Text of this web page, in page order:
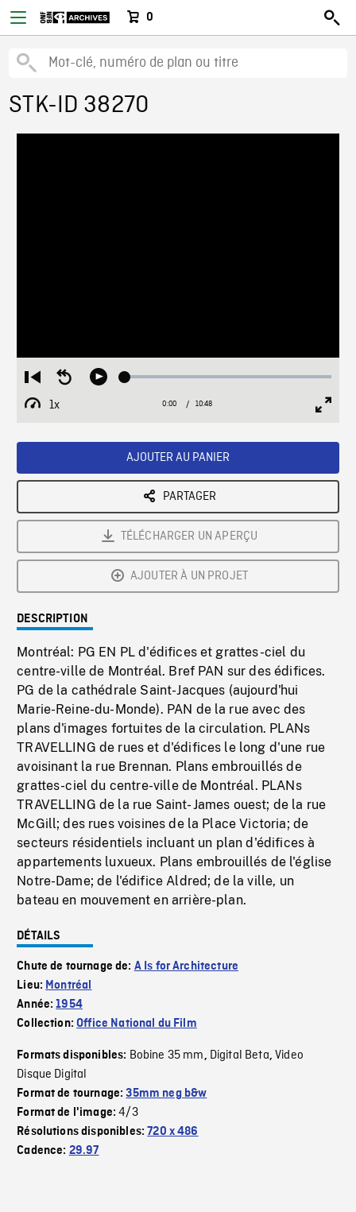
0
STK-ID 38270
Restart
from
beginning
Seek
Play Loaded:
1x
Playback
Current
0:00 / Duration
10:48
AJOUTER AU PANIER
PARTAGER
TÉLÉCHARGER UN APERÇU
AJOUTER À UN PROJET
DESCRIPTION
Montréal: PG EN PL d'édifices et grattes-ciel du
centre-ville de Montréal. Bref PAN sur des édifices.
PG de la cathédrale Saint-Jacques (aujourd'hui
Marie-Reine-du-Monde). PAN de la rue avec des
plans d'images fortuites de la circulation. PLANs
TRAVELLING de rues et d'édifices le long d'une rue
avoisinant la rue Brennan. Plans embrouillés de
grattes-ciel du centre-ville de Montréal. PLANs
TRAVELLING de la rue Saint- James ouest; de la rue
McGill; des rues voisines de la Place Victoria; de
secteurs résidentiels incluant un plan d'édifices à
appartements luxueux. Plans embrouillés de l'église
Notre-Dame; de l'édifice Aldred; de la ville, un
bateau en mouvement en arrière-plan.
DÉTAILS
Chute de tournage de: A Is for Architecture
Lieu: Montréal
Année:1954
Collection:Office National du Film
Formats disponibles: Bobine 35 mm, Digital Beta,Video
Disque Digital
Format de tournage:35mm neg b&w
Format de l'image:4/3
Résolutions disponibles:720 x 486
Cadence: 29.97